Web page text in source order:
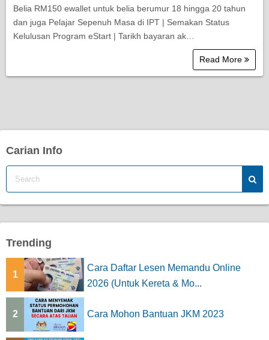
Belia RM150 ewallet untuk belia berumur 18 hingga 20 tahun
dan juga Pelajar Sepenuh Masa di IPT | Semakan Status
Kelulusan Program eStart | Tarikh bayaran ak…
Read More
Carian Info
Trending
1
Cara Daftar Lesen Memandu Online
2026 (Untuk Kereta & Mo...
2 Cara Mohon Bantuan JKM 2023